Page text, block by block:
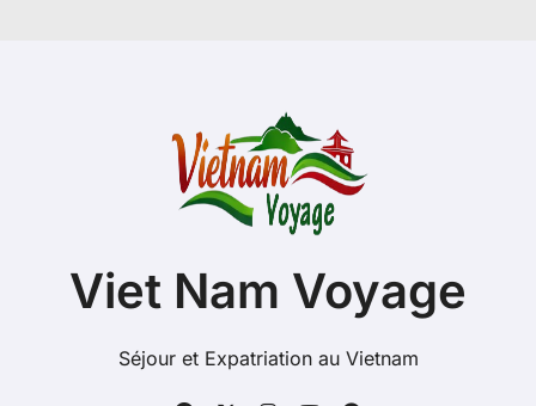
Viet Nam Voyage
Séjour et Expatriation au Vietnam